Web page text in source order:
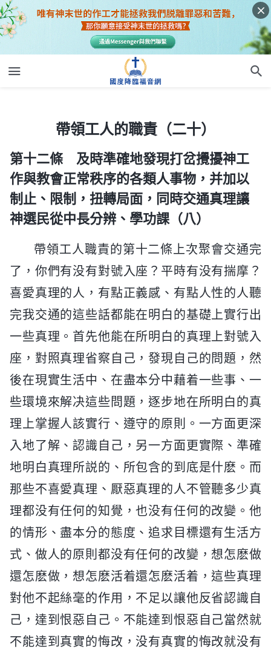
帶領工人的職責（二十）
第十二條 及時準確地發現打岔攪擾神工
作與教會正常秩序的各類人事物，并加以
制止、限制，扭轉局面，同時交通真理讓
神選民從中長分辨、學功課（八）
帶領工人職責的第十二條上次聚會交通完
了，你們有没有對號入座？平時有没有揣摩？
喜愛真理的人，有點正義感、有點人性的人聽
完我交通的這些話都能在明白的基礎上實行出
一些真理。首先他能在所明白的真理上對號入
座，對照真理省察自己，發現自己的問題，然
後在現實生活中、在盡本分中藉着一些事、一
些環境來解决這些問題，逐步地在所明白的真
理上掌握人該實行、遵守的原則。一方面更深
入地了解、認識自己，另一方面更實際、準確
地明白真理所説的、所包含的到底是什麽。而
那些不喜愛真理、厭惡真理的人不管聽多少真
理都没有任何的知覺，也没有任何的改變。他
的情形、盡本分的態度、追求目標還有生活方
式、做人的原則都没有任何的改變，想怎麽做
還怎麽做，想怎麽活着還怎麽活着，這些真理
對他不起絲毫的作用，不足以讓他反省認識自
己，達到恨惡自己。不能達到恨惡自己當然就
不能達到真實的悔改，没有真實的悔改就没有